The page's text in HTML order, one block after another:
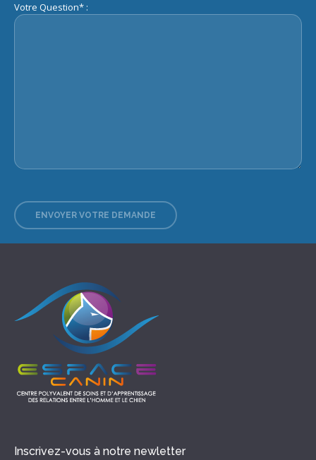
Votre Question* :
Inscrivez-vous à notre newletter